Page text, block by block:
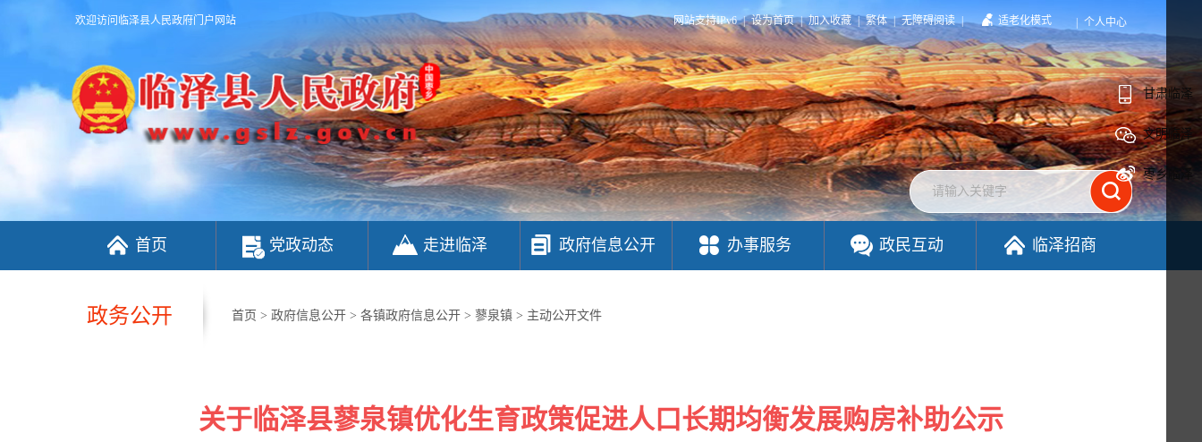
欢迎访问临泽县人民政府门户网站 网站支持IPv6 | 设为首页 | 加入收藏 | 繁体 | 无障碍阅读 | 适老化模式 个人中心
首页 党政动态 走进临泽 政府信息公开 办事服务 政民互动 临泽招商
政务公开 首页 > 政府信息公开 > 各镇政府信息公开 > 蓼泉镇 > 主动公开文件
关于临泽县蓼泉镇优化生育政策促进人口长期均衡发展购房补助公示
甘肃临泽
文明临泽
枣乡临泽